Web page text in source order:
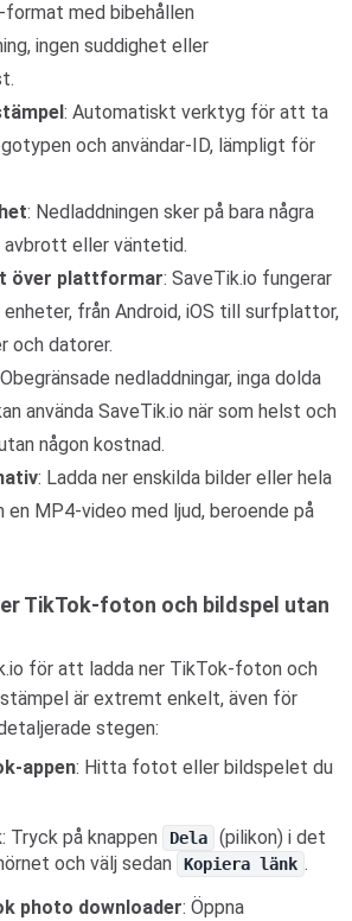
med bibehållen
ingen suddighet eller
: Automatiskt verktyg för att ta
och användar-ID, lämpligt för
: Nedladdningen sker på bara några
avbrott eller väntetid.
över plattformar: SaveTik.io fungerar
från Android, iOS till surfplattor,
och datorer.
nedladdningar, inga dolda
använda SaveTik.io när som helst och
någon kostnad.
: Ladda ner enskilda bilder eller hela
MP4-video med ljud, beroende på
TikTok-foton och bildspel utan
för att ladda ner TikTok-foton och
är extremt enkelt, även för
stegen:
appen: Hitta fotot eller bildspelet du
: Tryck på knappen Dela
(pilikon) i det
och välj sedan
Kopiera länk .
photo downloader: Öppna